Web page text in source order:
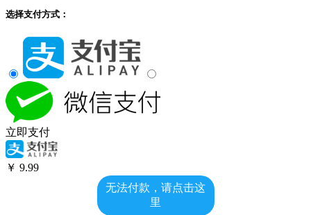
选择支付方式：
立即支付
￥ 9.99
无法付款，请点击这
里